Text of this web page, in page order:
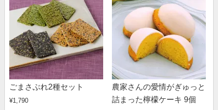
ごまさぶれ2種セット
¥1,790
農家さんの愛情がぎゅっと
詰まった檸檬ケーキ 9個